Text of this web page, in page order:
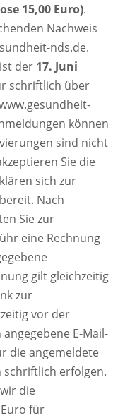
15,00 Euro).
Nachweis
nds.de.
der 17. Juni
schriftlich über
können
sind nicht
Sie die
sich zur
Nach
Sie zur
eine Rechnung
gilt gleichzeitig
zur
vor der
E-Mail-
die angemeldete
schriftlich erfolgen.
die
für